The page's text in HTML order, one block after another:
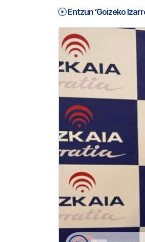
Entzun ‘Goizeko